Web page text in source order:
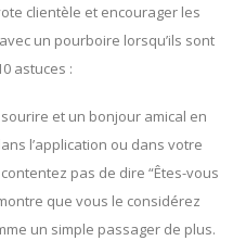
clientèle et encourager les
un pourboire lorsqu’ils sont
astuces :
et un bonjour amical en
l’application ou dans votre
pas de dire “Êtes-vous
montre que vous le considérez
un simple passager de plus.